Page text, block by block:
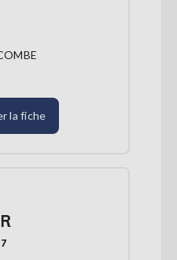
la fiche